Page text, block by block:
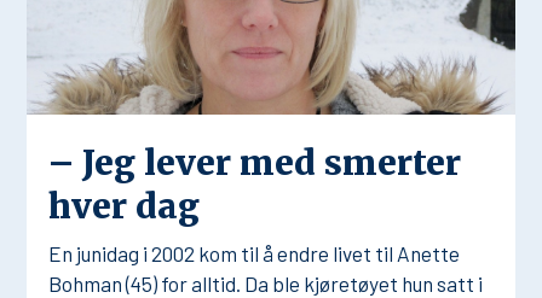
– Jeg lever med smerter
hver dag
En junidag i 2002 kom til å endre livet til Anette
Bohman (45) for alltid. Da ble kjøretøyet hun satt i